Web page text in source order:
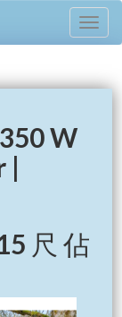
W
|
尺 佔